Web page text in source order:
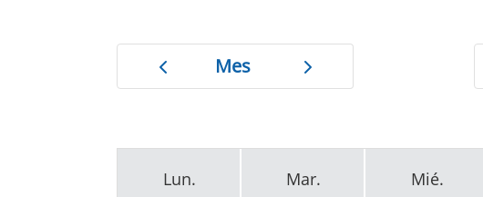
Mes
Lun. Mar. Mié.